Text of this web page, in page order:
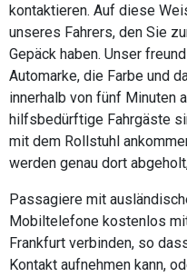
kontaktieren. Auf diese
unseres Fahrers, den Sie
Gepäck haben. Unser
Automarke, die Farbe und
innerhalb von fünf Minuten
hilfsbedürftige Fahrgäste
mit dem Rollstuhl
werden genau dort
Passagiere mit
Mobiltelefone kostenlos
Frankfurt verbinden, so
Kontakt aufnehmen kann,